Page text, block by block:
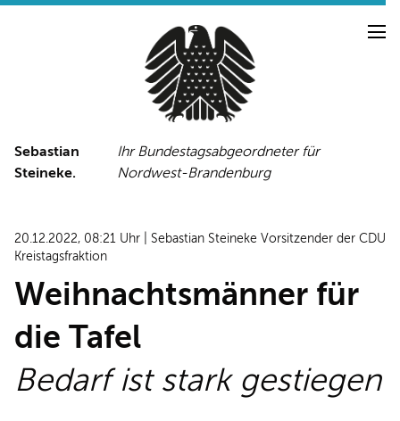
Sebastian
Steineke.
Ihr Bundestagsabgeordneter für
Nordwest-Brandenburg
NEUIGKEITEN
PRESSEFOTOS
FACEBOOK-SEITE
20.12.2022, 08:21 Uhr | Sebastian Steineke Vorsitzender der CDU
Kreistagsfraktion
Weihnachtsmänner für
die Tafel
Bedarf ist stark gestiegen